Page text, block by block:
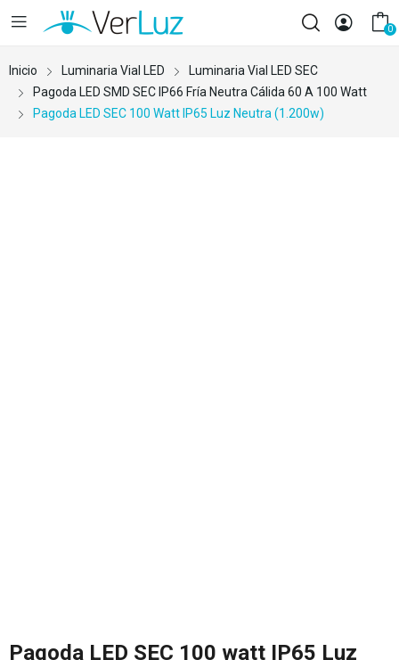
0
Inicio Luminaria Vial LED
Luminaria Vial LED SEC
Pagoda LED SMD SEC IP66 Fría Neutra Cálida 60 A 100 Watt
Pagoda LED SEC 100 Watt IP65 Luz Neutra (1.200w)
Pagoda LED SEC 100 watt IP65 Luz